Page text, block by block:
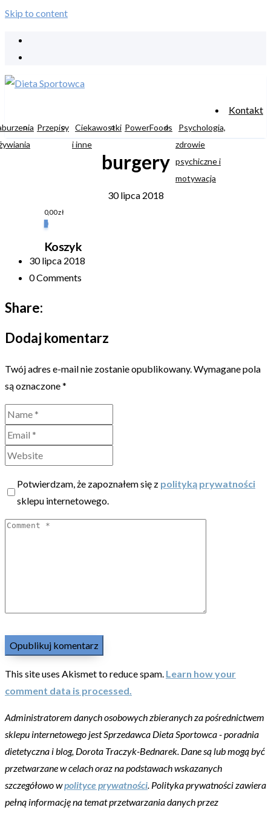
Skip to content
Przepisy Ciekawostki
i inne
PowerFoods
Psychologia,
zdrowie
psychiczne i
motywacja
Kontakt
0,00zł
0
Koszyk
burgery
30 lipca 2018
30 lipca 2018
0 Comments
Share:
Dodaj komentarz
Twój adres e-mail nie zostanie opublikowany.Wymagane pola
są oznaczone*
Potwierdzam, że zapoznałem się z polityką prywatności
sklepu internetowego.
This site uses Akismet to reduce spam. Learn how your
comment data is processed.
Administratorem danych osobowych zbieranych za pośrednictwem
sklepu internetowego jest Sprzedawca Dieta Sportowca - poradnia
dietetyczna i blog, Dorota Traczyk-Bednarek. Dane są lub mogą być
przetwarzane w celach oraz na podstawach wskazanych
szczegółowo wpolityce prywatności. Polityka prywatności zawiera
pełną informację na temat przetwarzania danych przez